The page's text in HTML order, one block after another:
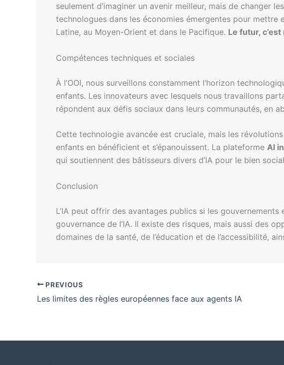
seulement d’imaginer un avenir meilleur, mais de changer
technologues dans les économies émergentes pour mettre
Latine, au Moyen-Orient et dans le Pacifique. Le futur,
Compétences techniques et sociales
À l’OOI, nous surveillons constamment l’horizon
enfants. Les innovateurs avec lesquels nous travaillons
répondent aux défis sociaux dans leurs communautés, en
Cette technologie avancée est cruciale, mais les
enfants en bénéficient et s’épanouissent. La plateforme AI
qui soutiennent des bâtisseurs divers d’IA pour le bien
Conclusion
L’IA peut offrir des avantages publics si les
gouvernance de l’IA. Il existe des risques, mais aussi des
domaines de la santé, de l’éducation et de l’accessibilité,
PREVIOUS
Les limites des règles européennes face aux agents IA